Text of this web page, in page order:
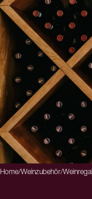
Home/Weinzubehör/Weinregal